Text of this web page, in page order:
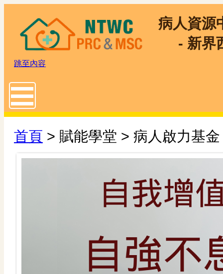
病人資源
- 新界
跳至內容
首頁 > 賦能學堂 > 病人啟力基